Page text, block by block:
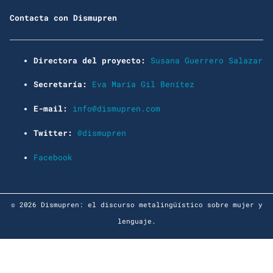
Contacta con Dismupren
Directora del proyecto: Susana Guerrero Salazar
Secretaría: Eva María Gil Benítez
E-mail: info@dismupren.com
Twitter: @dismupren
Facebook
© 2026 Dismupren: el discurso metalingüístico sobre mujer y
lenguaje.